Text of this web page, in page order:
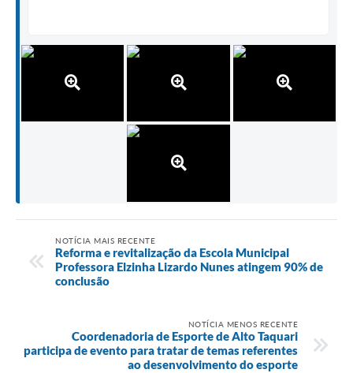
NOTÍCIA MAIS RECENTE
Reforma e revitalização da Escola Municipal
Professora Elzinha Lizardo Nunes atingem 90% de
conclusão
NOTÍCIA MENOS RECENTE
Coordenadoria de Esporte de Alto Taquari
participa de evento para tratar de temas referentes
ao desenvolvimento do esporte